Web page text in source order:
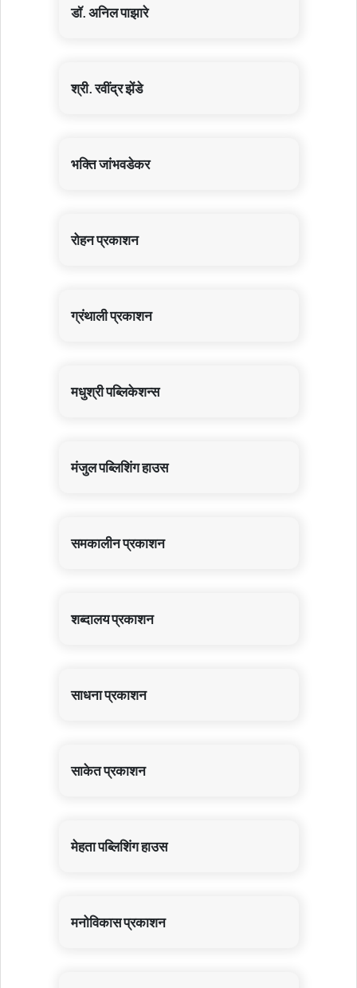
डॉ. अनिल पाझारे
श्री. रवींद्र झेंडे
भक्ति जांभवडेकर
रोहन प्रकाशन
ग्रंथाली प्रकाशन
मधुश्री पब्लिकेशन्स
मंजुल पब्लिशिंग हाउस
समकालीन प्रकाशन
शब्दालय प्रकाशन
साधना प्रकाशन
साकेत प्रकाशन
मेहता पब्लिशिंग हाउस
मनोविकास प्रकाशन